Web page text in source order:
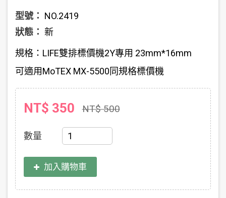
型號： NO.2419
狀態： 新
規格：LIFE雙排標價機2Y專用 23mm*16mm
可適用MoTEX MX-5500同規格標價機
NT$ 350 NT$ 500
數量
加入購物車